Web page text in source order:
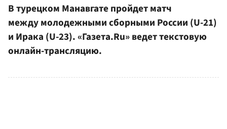
В турецком Манавгате пройдет матч
между молодежными сборными России (U-21)
и Ирака (U-23). «Газета.Ru» ведет текстовую
онлайн-трансляцию.